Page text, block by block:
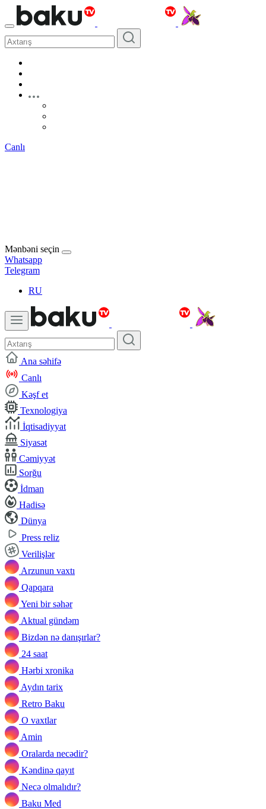
Canlı
Mənbəni seçin
Whatsapp
Telegram
RU
Ana səhifə
Canlı
Kəşf et
Texnologiya
İqtisadiyyat
Siyasət
Cəmiyyət
Sorğu
İdman
Hadisə
Dünya
Press reliz
Verilişlər
Arzunun vaxtı
Qapqara
Yeni bir səhər
Aktual gündəm
Bizdən nə danışırlar?
24 saat
Hərbi xronika
Aydın tarix
Retro Baku
O vaxtlar
Amin
Oralarda necədir?
Kəndinə qayıt
Necə olmalıdır?
Baku Med